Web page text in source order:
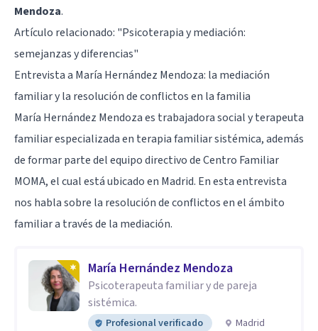
Mendoza.
Artículo relacionado: "Psicoterapia y mediación:
semejanzas y diferencias"
Entrevista a María Hernández Mendoza: la mediación
familiar y la resolución de conflictos en la familia
María Hernández Mendoza es trabajadora social y terapeuta
familiar especializada en terapia familiar sistémica, además
de formar parte del equipo directivo de Centro Familiar
MOMA, el cual está ubicado en Madrid. En esta entrevista
nos habla sobre la resolución de conflictos en el ámbito
familiar a través de la mediación.
María Hernández Mendoza
Psicoterapeuta familiar y de pareja
sistémica.
Profesional verificado
Madrid